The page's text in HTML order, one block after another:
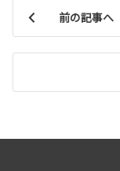
前の記事へ